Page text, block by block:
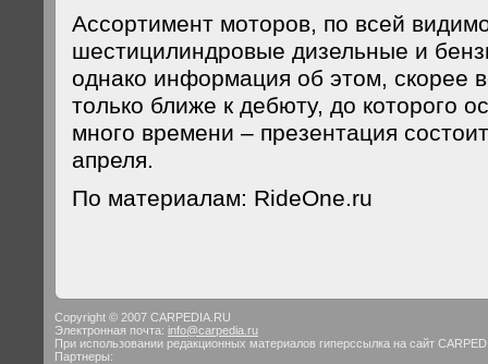
Ассортимент моторов, по всей
шестицилиндровые дизельные и
однако информация об этом, скорее
только ближе к дебюту, до которого
много времени – презентация
апреля.
По материалам: RideOne.ru
Copyright © 2007 CARPEDIA.RU
Электронная почта: info@carpedia.ru
При использовании редакционных материалов гиперссылка на сайт
Партнеры: